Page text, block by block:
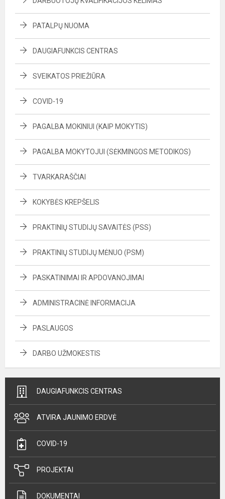
PATALPŲ NUOMA
DAUGIAFUNKCIS CENTRAS
SVEIKATOS PRIEŽIŪRA
COVID-19
PAGALBA MOKINIUI (KAIP MOKYTIS)
PAGALBA MOKYTOJUI (SĖKMINGOS METODIKOS)
TVARKARAŠČIAI
KOKYBĖS KREPŠELIS
PRAKTINIŲ STUDIJŲ SAVAITĖS (PSS)
PRAKTINIŲ STUDIJŲ MĖNUO (PSM)
PASKATINIMAI IR APDOVANOJIMAI
ADMINISTRACINĖ INFORMACIJA
PASLAUGOS
DARBO UŽMOKESTIS
DAUGIAFUNKCIS CENTRAS
ATVIRA JAUNIMO ERDVĖ
COVID-19
PROJEKTAI
DOKUMENTAI